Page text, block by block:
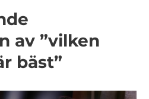
av ”vilken
bäst”